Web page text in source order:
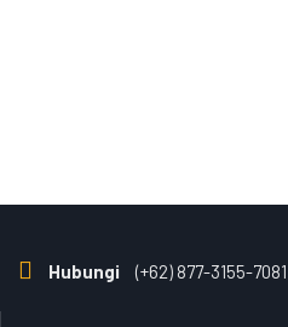
Hubungi (+62) 877-3155-7081